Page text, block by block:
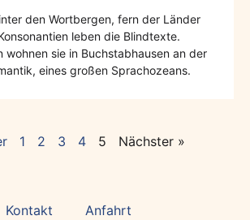
den Wortbergen, fern der Länder
leben die Blindtexte.
wohnen sie in Buchstabhausen an der
eines großen Sprachozeans.
1 2 3 4 5 Nächster »
Kontakt Anfahrt